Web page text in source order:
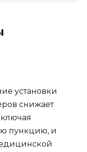
установки
снижает
пункцию, и